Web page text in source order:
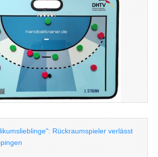
Rückraumspieler verlässt